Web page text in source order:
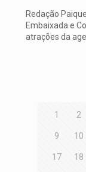
Redação
Embaixada e
atrações da
1 2
9 10
17 18